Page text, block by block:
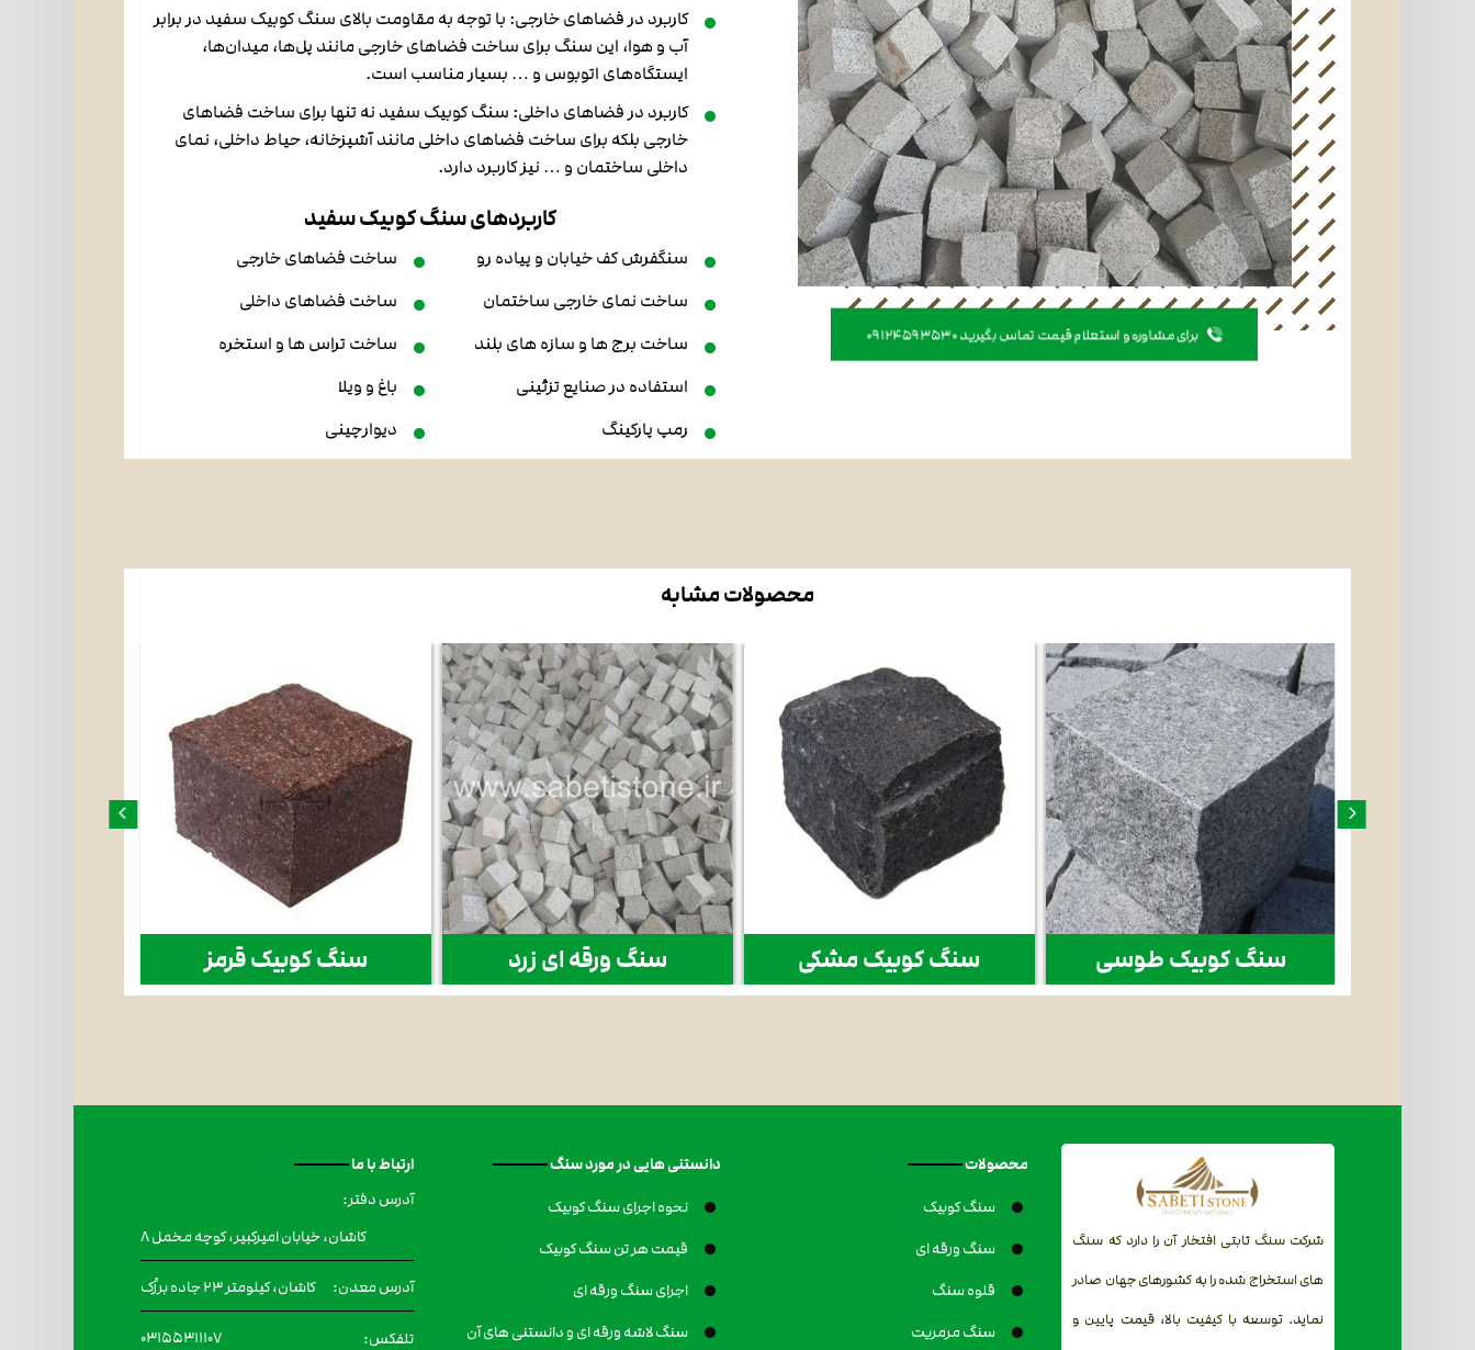
برای مشاوره و استعلام قیمت تماس بگیرید 09124593530
کاربرد در فضاهای خارجی: با توجه به مقاومت بالای سنگ کوبیک سفید در برابر
آب و هوا، این سنگ برای ساخت فضاهای خارجی مانند پل‌ها، میدان‌ها،
ایستگاه‌های اتوبوس و … بسیار مناسب است.
کاربرد در فضاهای داخلی: سنگ کوبیک سفید نه تنها برای ساخت فضاهای
خارجی بلکه برای ساخت فضاهای داخلی مانند آشپزخانه، حیاط داخلی، نمای
داخلی ساختمان و … نیز کاربرد دارد.
کاربردهای سنگ کوبیک سفید
سنگفرش کف خیابان و پیاده رو
ساخت فضاهای خارجی
ساخت نمای خارجی ساختمان
ساخت فضاهای داخلی
ساخت برج ها و سازه های بلند
ساخت تراس ها و استخره
استفاده در صنایع تزئینی
باغ و ویلا
رمپ پارکینگ
دیوارچینی
محصولات مشابه
سنگ کوبیک قرمز سنگ ورقه ای زرد سنگ کوبیک مشکی سنگ کوبیک طوسی
شرکت سنگ ثابتی افتخار آن را دارد که سنگ
های استخراج شده را به کشورهای جهان صادر
نماید. توسعه با کیفیت بالا، قیمت پایین و
محصولات
سنگ کوبیک
سنگ ورقه ای
قلوه سنگ
سنگ مرمریت
دانستنی هایی در مورد سنگ
نحوه اجرای سنگ کوبیک
قیمت هر تن سنگ کوبیک
اجرای سنگ ورقه ای
سنگ لاشه ورقه ای و دانستنی های آن
ارتباط با ما
آدرس دفتر:
کاشان، خیابان امیرکبیر، کوچه مخمل ۸
آدرس معدن: کاشان، کیلومتر 23 جاده برزُک
تلفکس: ۰۳۱۵۵۳۱۱۱۰۷